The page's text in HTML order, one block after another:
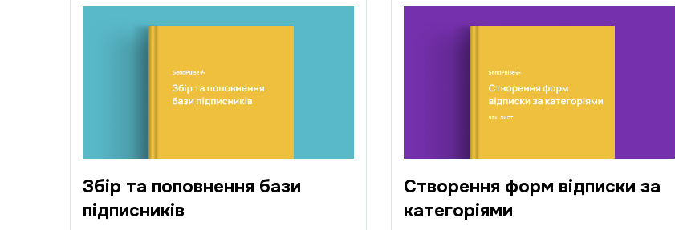
Збір та поповнення бази
підписників
Створення форм відписки за
категоріями